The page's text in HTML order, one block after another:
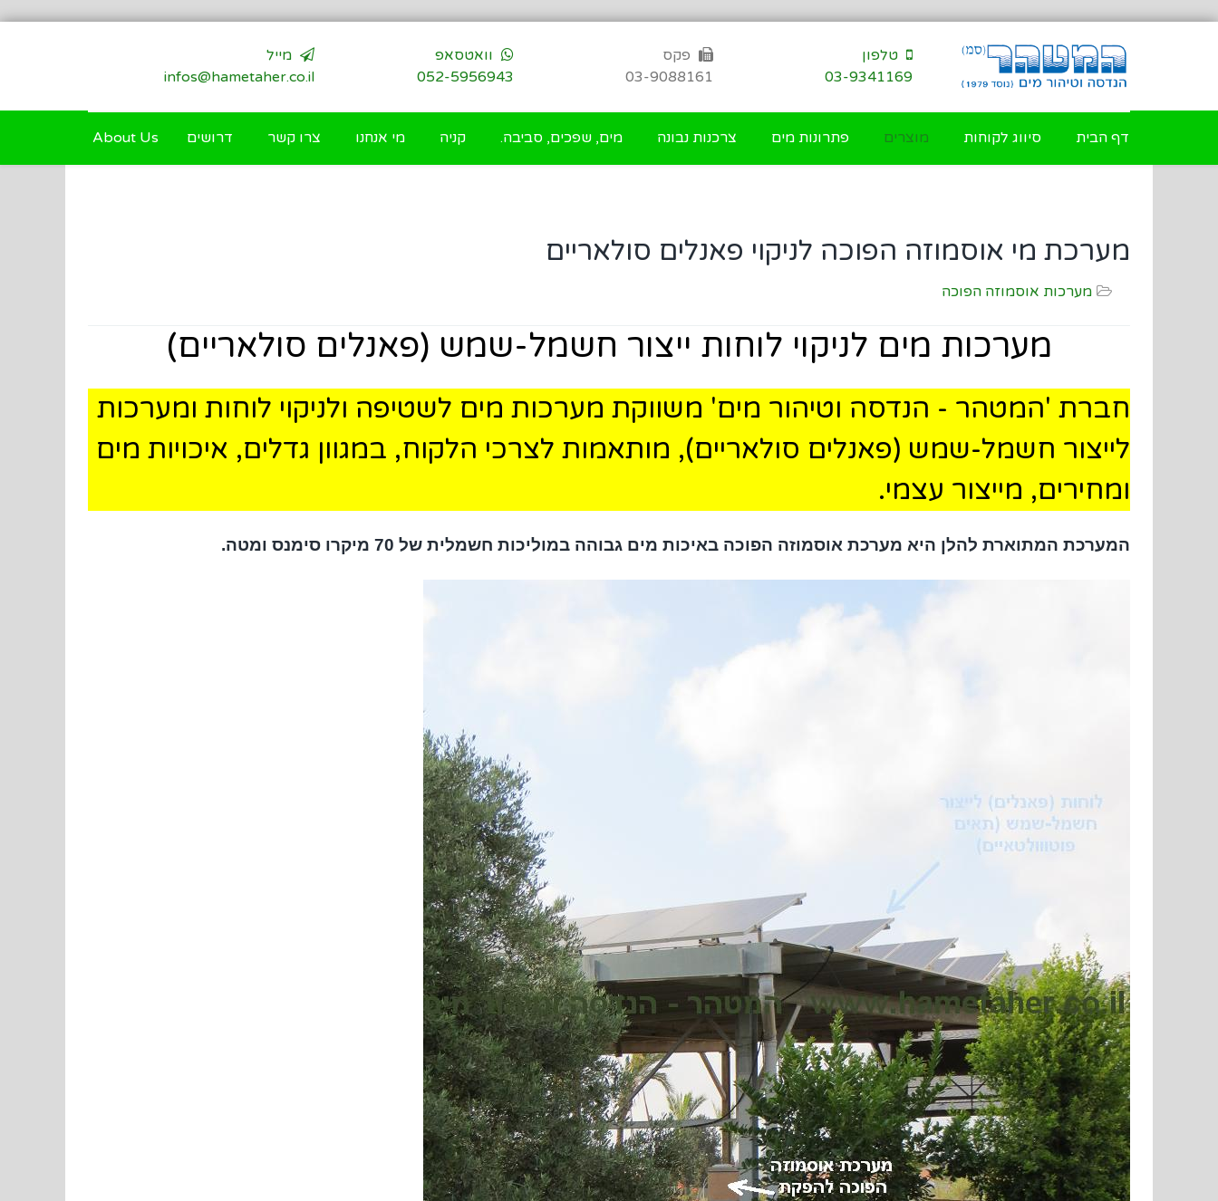
דילוג
טלפון
03-9341169
פקס
03-9088161
וואטסאפ
052-5956943
מייל
infos@hametaher.co.il
דף הבית סיווג לקוחות מוצרים פתרונות מים צרכנות נבונה מים, שפכים, סביבה. קניה מי אנחנו צרו קשר דרושים About Us
מערכת מי אוסמוזה הפוכה לניקוי פאנלים סולאריים
מערכות אוסמוזה הפוכה
מערכות מים לניקוי לוחות ייצור חשמל-שמש (פאנלים סולאריים)
חברת 'המטהר - הנדסה וטיהור מים' משווקת מערכות מים לשטיפה ולניקוי לוחות ומערכות
לייצור חשמל-שמש (פאנלים סולאריים), מותאמות לצרכי הלקוח, במגוון גדלים, איכויות מים
ומחירים, מייצור עצמי.
המערכת המתוארת להלן היא מערכת אוסמוזה הפוכה באיכות מים גבוהה במוליכות חשמלית של